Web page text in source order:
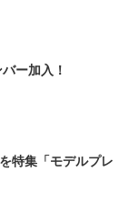
ー加入！
特集「モデルプレ